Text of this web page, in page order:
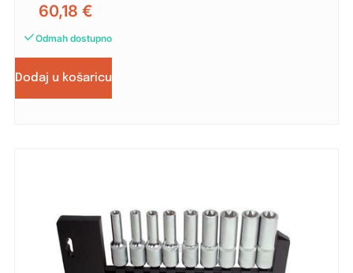
60,18 €
Odmah dostupno
Dodaj u košaricu